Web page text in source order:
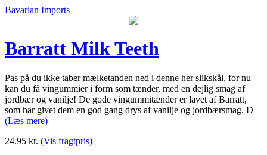
Bavarian Imports
Barratt Milk Teeth
Pas på du ikke taber mælketanden ned i denne her slikskål, for nu
kan du få vingummier i form som tænder, med en dejlig smag af
jordbær og vanilje! De gode vingummitænder er lavet af Barratt,
som har givet dem en god gang drys af vanilje og jordbærsmag. D
(Læs mere)
24.95 kr. (Vis fragtpris)